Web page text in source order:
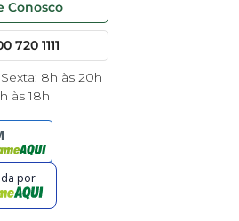
Conosco
720 1111
8h às 20h
às 18h